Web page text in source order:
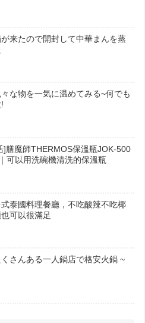
来たので開封して中華まんを蒸
な物を一気に温めてみる~何でも
]膳魔師THERMOS保溫瓶JOK-500
可以用洗碗機清洗的保溫瓶
泰國料理餐廳，不吃酸辣不吃椰
可以很滿足
さんある一人鍋店で格安火鍋 ~